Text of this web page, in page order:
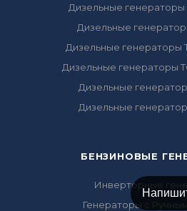
Дизельные генераторы
Дизельные
Дизельные генераторы
Дизельные генераторы
Дизельные
Дизельные
БЕНЗИНОВЫЕ
Инверторные
Генераторы с